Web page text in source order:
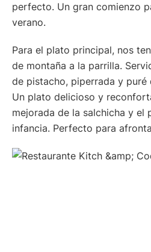
perfecto. Un gran comienzo
verano.
Para el plato principal, nos
de montaña a la parrilla.
de pistacho, piperrada y
Un plato delicioso y
mejorada de la salchicha y el
infancia. Perfecto para